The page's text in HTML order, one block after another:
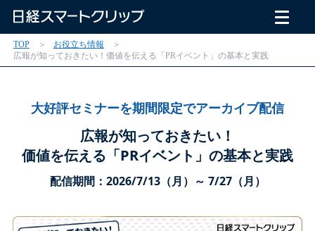
TOP
お役立ち情報
広報が知っておきたい！価値を伝える「PRイベント」の基本と実践
大好評セミナーを期間限定でアーカイブ配信
広報が知っておきたい！
価値を伝える「PRイベント」の基本と実践
配信期間：2026/7/13（月）～ 7/27（月）